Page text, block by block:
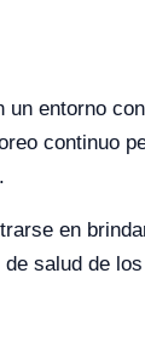
un entorno
continuo
en
salud de